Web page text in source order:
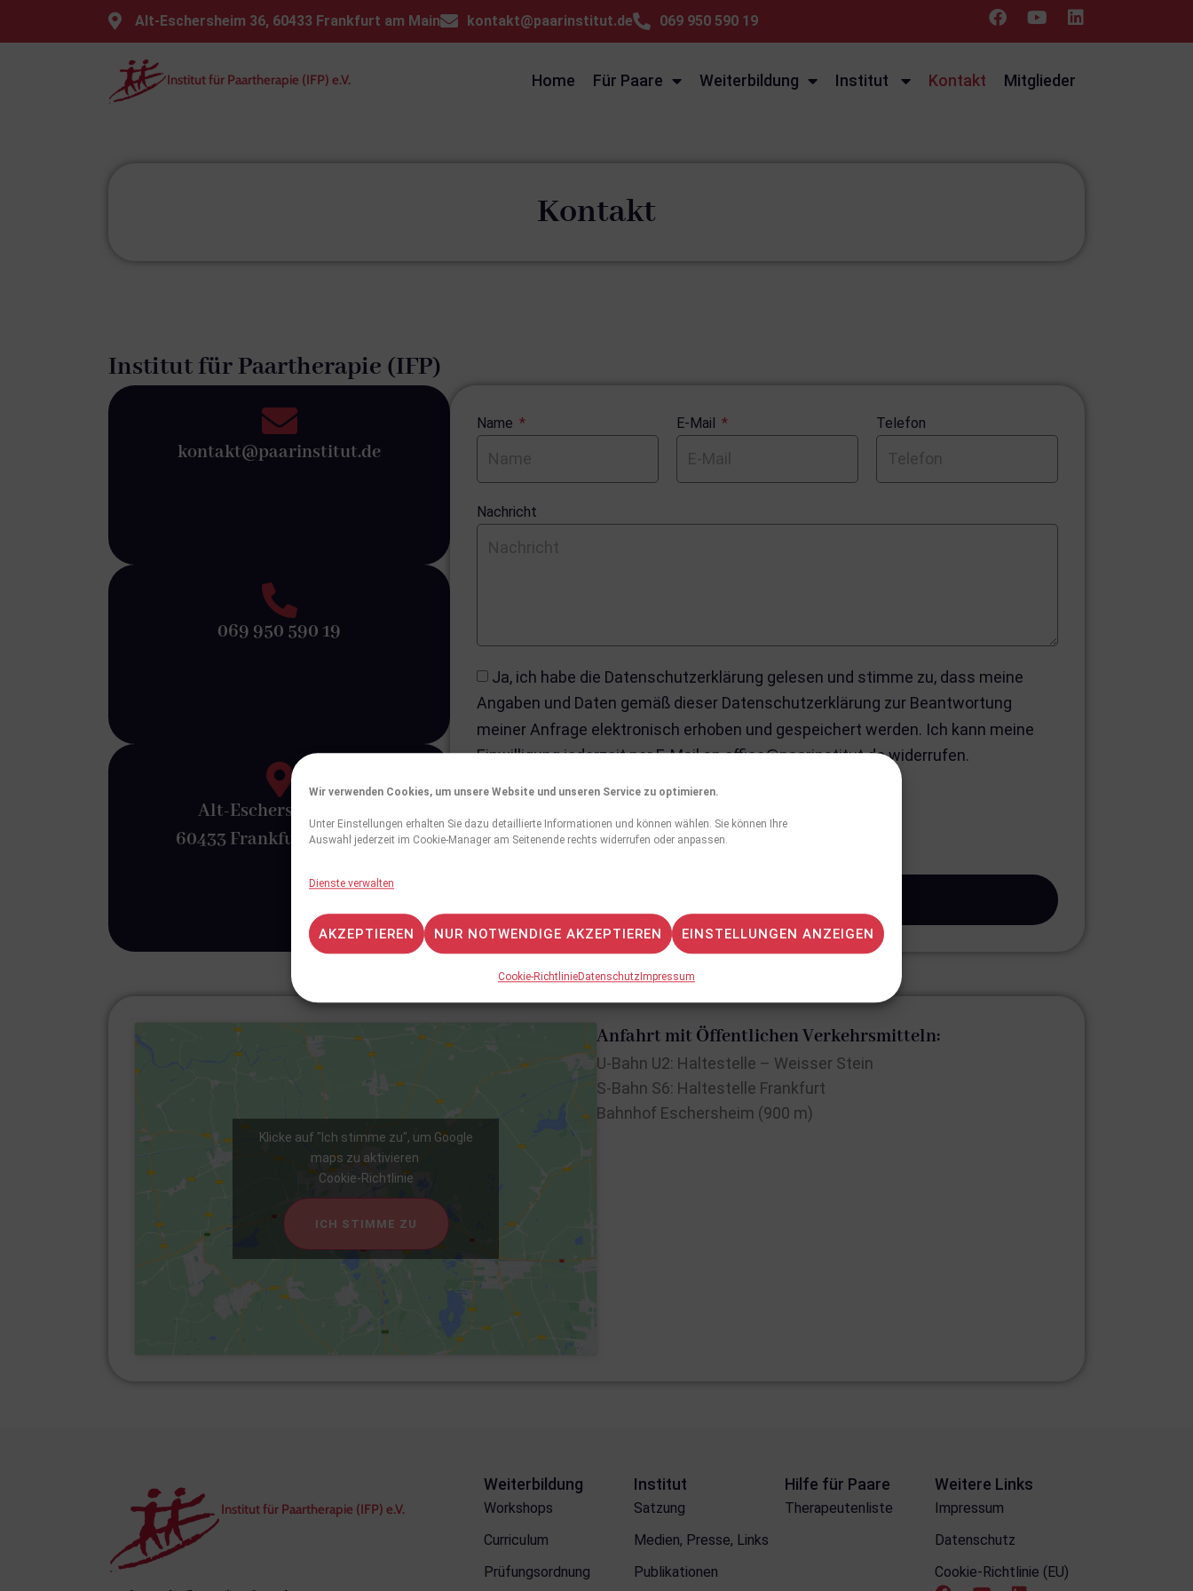
Wir verwenden Cookies, um unsere Website und unseren Service zu optimieren.
Unter Einstellungen erhalten Sie dazu detaillierte Informationen und können wählen. Sie können Ihre
Auswahl jederzeit im Cookie-Manager am Seitenende rechts widerrufen oder anpassen.
Dienste verwalten
AKZEPTIEREN NUR NOTWENDIGE AKZEPTIEREN EINSTELLUNGEN ANZEIGEN
Cookie-RichtlinieDatenschutz Impressum
⁠Alt-Eschersheim 36, 60433 Frankfurt am Main kontakt@paarinstitut.de 069 950 590 19
Institut für Paartherapie (IFP) e.V. Home Für Paare Weiterbildung Institut Kontakt Mitglieder
Kontakt
Institut für Paartherapie (IFP)
kontakt@paarinstitut.de
069 950 590 19
Alt-Eschersheim 36,
60433 Frankfurt am Main
Name E-Mail Telefon
Nachricht
Ja, ich habe die Datenschutzerklärung gelesen und stimme zu, dass meine
Angaben und Daten gemäß dieser Datenschutzerklärung zur Beantwortung
meiner Anfrage elektronisch erhoben und gespeichert werden. Ich kann meine
Einwilligung jederzeit per E-Mail an office@paarinstitut.de widerrufen.
Cookie-Richtlinie
ICH STIMME ZU
Klicke auf "Ich stimme zu", um Google
maps zu aktivieren
Cookie-Richtlinie
ICH STIMME ZU
Anfahrt mit Öffentlichen Verkehrsmitteln:
U-Bahn U2: Haltestelle – Weisser Stein
S-Bahn S6: Haltestelle Frankfurt
Bahnhof Eschersheim (900 m)
Institut für Paartherapie (IFP) e.V.
Weiterbildung
Workshops
Curriculum
Prüfungsordnung
Institut
Satzung
Medien, Presse, Links
Publikationen
Hilfe für Paare
Therapeutenliste
Weitere Links
Impressum
Datenschutz
Cookie-Richtlinie (EU)